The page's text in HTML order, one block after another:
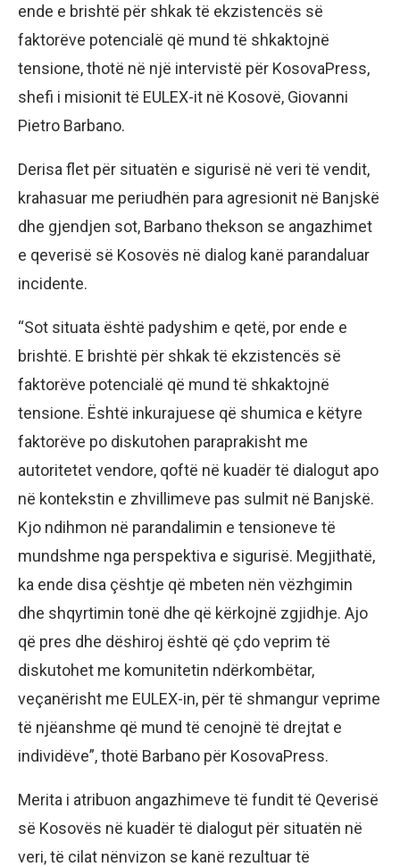
ende e brishtë për shkak të ekzistencës së
faktorëve potencialë që mund të shkaktojnë
tensione, thotë në një intervistë për KosovaPress,
shefi i misionit të EULEX-it në Kosovë, Giovanni
Pietro Barbano.
Derisa flet për situatën e sigurisë në veri të vendit,
krahasuar me periudhën para agresionit në Banjskë
dhe gjendjen sot, Barbano thekson se angazhimet
e qeverisë së Kosovës në dialog kanë parandaluar
incidente.
“Sot situata është padyshim e qetë, por ende e
brishtë. E brishtë për shkak të ekzistencës së
faktorëve potencialë që mund të shkaktojnë
tensione. Është inkurajuese që shumica e këtyre
faktorëve po diskutohen paraprakisht me
autoritetet vendore, qoftë në kuadër të dialogut apo
në kontekstin e zhvillimeve pas sulmit në Banjskë.
Kjo ndihmon në parandalimin e tensioneve të
mundshme nga perspektiva e sigurisë. Megjithatë,
ka ende disa çështje që mbeten nën vëzhgimin
dhe shqyrtimin tonë dhe që kërkojnë zgjidhje. Ajo
që pres dhe dëshiroj është që çdo veprim të
diskutohet me komunitetin ndërkombëtar,
veçanërisht me EULEX-in, për të shmangur veprime
të njëanshme që mund të cenojnë të drejtat e
individëve”, thotë Barbano për KosovaPress.
Merita i atribuon angazhimeve të fundit të Qeverisë
së Kosovës në kuadër të dialogut për situatën në
veri, të cilat nënvizon se kanë rezultuar të